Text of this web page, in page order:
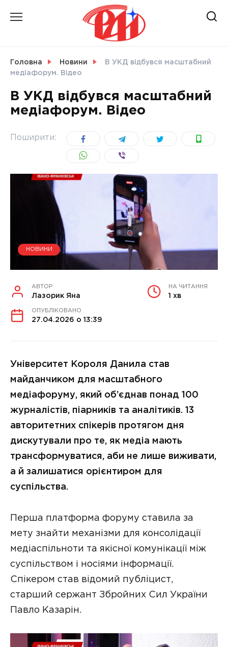
УКРАЇНА
Головна Новини
В УКД відбувся масштабний
медіафорум. Відео
В УКД відбувся масштабний
медіафорум. Відео
Поширити:
НОВИНИ
АВТОР
Лазорик Яна
НА ЧИТАННЯ
1 хв
ОПУБЛІКОВАНО
27.04.2026 о 13:39
Університет Короля Данила став
майданчиком для масштабного
медіафоруму, який об’єднав понад 100
журналістів, піарників та аналітиків. 13
авторитетних спікерів протягом дня
дискутували про те, як медіа мають
трансформуватися, аби не лише виживати,
а й залишатися орієнтиром для
суспільства.
Перша платформа форуму ставила за
мету знайти механізми для консолідації
медіаспільноти та якісної комунікації між
суспільством і носіями інформації.
Спікером став відомий публіцист,
старший сержант Збройних Сил України
Павло Казарін.